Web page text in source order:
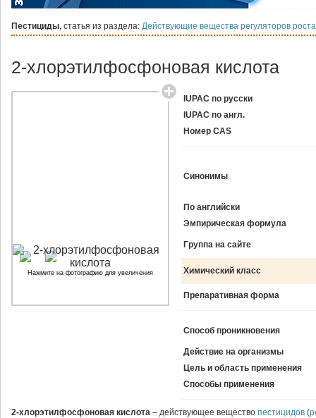
Пестициды, статья из раздела: Действующие вещества регуляторов
2-хлорэтилфосфоновая кислота
IUPAC по русски
IUPAC по англ.
Номер CAS
Синонимы
По английски
Эмпирическая формула
Группа на сайте
Химический класс
Препаративная форма
Способ проникновения
Действие на организмы
Цель и область применения
Способы применения
Нажмите на фотографию для увеличения
2-хлорэтилфосфоновая кислота – действующее вещество пестицидов (